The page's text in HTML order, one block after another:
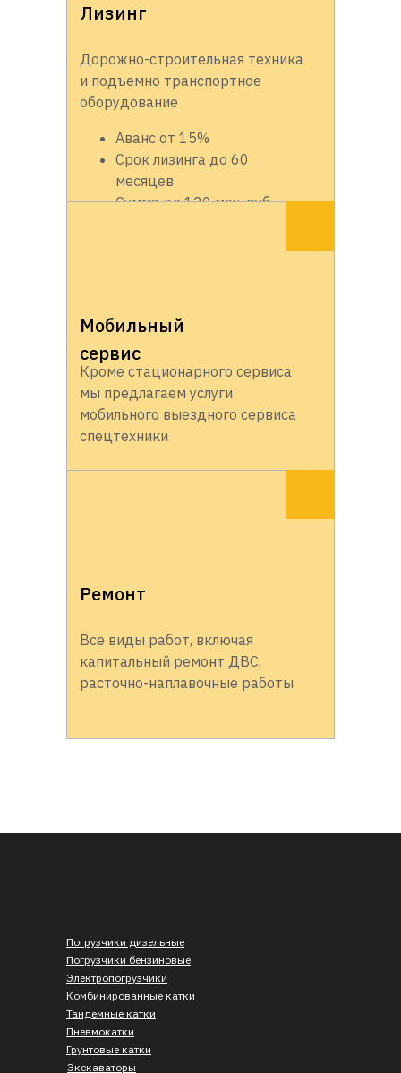
Лизинг
Дорожно-строительная техника
и подъемно транспортное
оборудование
Аванс от 15%
Срок лизинга до 60
месяцев
Сумма до 120 млн. руб.
Мобильный
сервис
Кроме стационарного сервиса
мы предлагаем услуги
мобильного выездного сервиса
спецтехники
Ремонт
Все виды работ, включая
капитальный ремонт ДВС,
расточно-наплавочные работы
Погрузчики дизельные
Погрузчики бензиновые
Электропогрузчики
Экскаваторы
Комбинированные катки
Грунтовые катки
Тандемные катки
Пневмокатки